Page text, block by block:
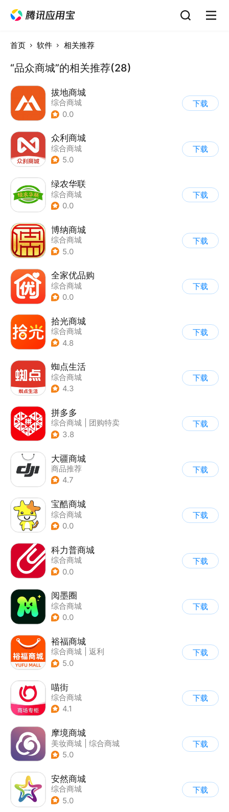
首页 软件 相关推荐
“品众商城”的相关推荐(28)
拔地商城
综合商城
0.0
下载
众利商城
综合商城
5.0
下载
绿农华联
综合商城
0.0
下载
博纳商城
综合商城
5.0
下载
全家优品购
综合商城
0.0
下载
拾光商城
综合商城
4.8
下载
蜘点生活
综合商城
4.3
下载
拼多多
综合商城
团购特卖
3.8
下载
大疆商城
商品推荐
4.7
下载
宝酷商城
综合商城
0.0
下载
科力普商城
综合商城
0.0
下载
阅墨圈
综合商城
0.0
下载
裕福商城
综合商城
返利
5.0
下载
喵街
综合商城
4.1
下载
摩境商城
美妆商城
综合商城
5.0
下载
安然商城
综合商城
5.0
下载